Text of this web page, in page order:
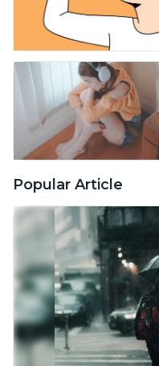
Popular Article